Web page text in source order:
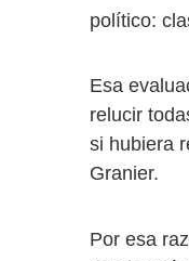
político:
Esa
relucir
si hubiera
Granier.
Por esa